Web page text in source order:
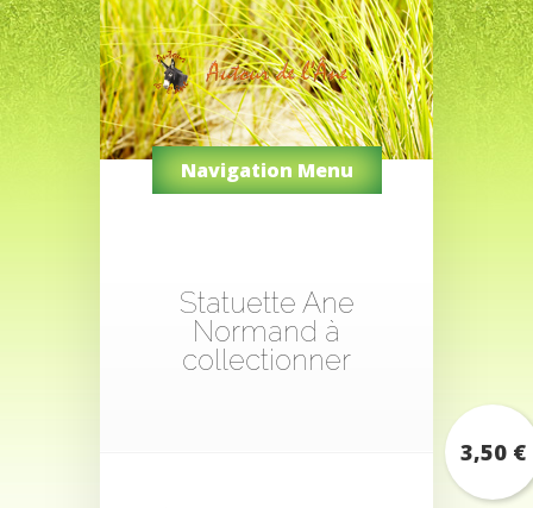
Navigation Menu
Statuette Ane
Normand à
collectionner
3,50 €